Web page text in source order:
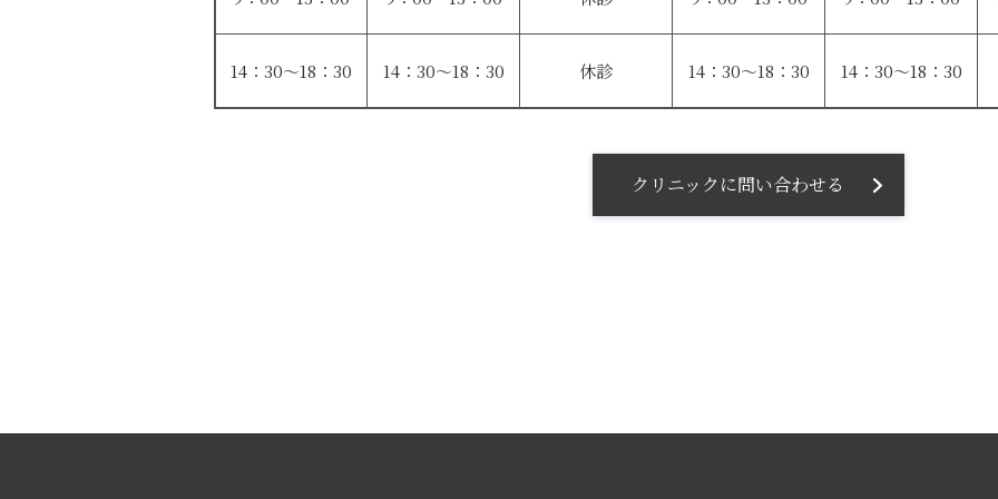
14：30〜18：30 14：30〜18：30 休診 14：30〜18：30 14：30〜18：30
クリニックに問い合わせる